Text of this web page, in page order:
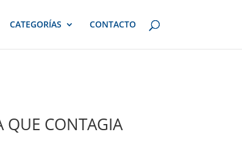
CATEGORÍAS CONTACTO
QUE CONTAGIA